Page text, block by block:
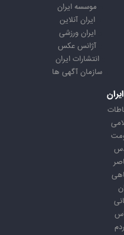
موسسه ایران
ایران آنلاین
ایران ورزشی
آژانس عکس
انتشارات ایران
سازمان آگهی ها